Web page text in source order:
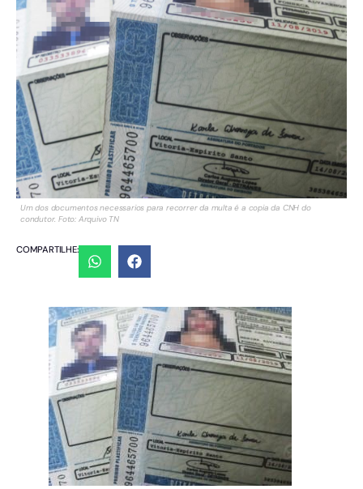
Um dos documentos necessarios para recorrer da multa é a copia da CNH do
condutor. Foto: Arquivo TN
COMPARTILHE: